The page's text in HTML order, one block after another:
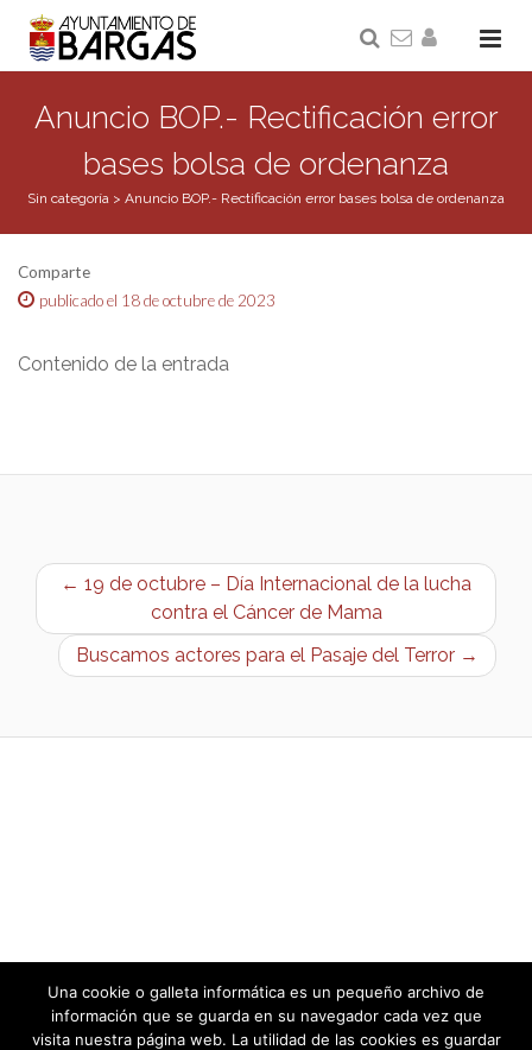
Anuncio BOP.- Rectificación error
bases bolsa de ordenanza
Sin categoría > Anuncio BOP.- Rectificación error bases bolsa de ordenanza
Comparte
publicado el 18 de octubre de 2023
Contenido de la entrada
← 19 de octubre – Día Internacional de la lucha
contra el Cáncer de Mama
Buscamos actores para el Pasaje del Terror →
Una cookie o galleta informática es un pequeño archivo de
información que se guarda en su navegador cada vez que
visita nuestra página web. La utilidad de las cookies es guardar